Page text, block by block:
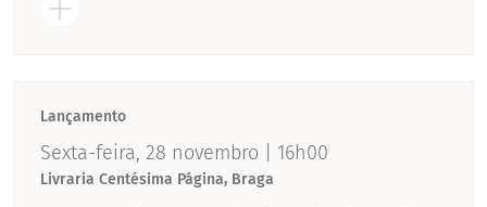
Lançamento
Sexta-feira, 28 novembro | 16h00
Livraria Centésima Página, Braga